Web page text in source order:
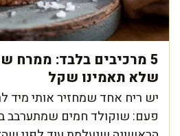
5 מרכיבים בלבד: ממרח
שלא תאמינו שקל
יש ריח אחד שמחזיר אותי מיד
פעם: שוקולד חמים שמתערבב